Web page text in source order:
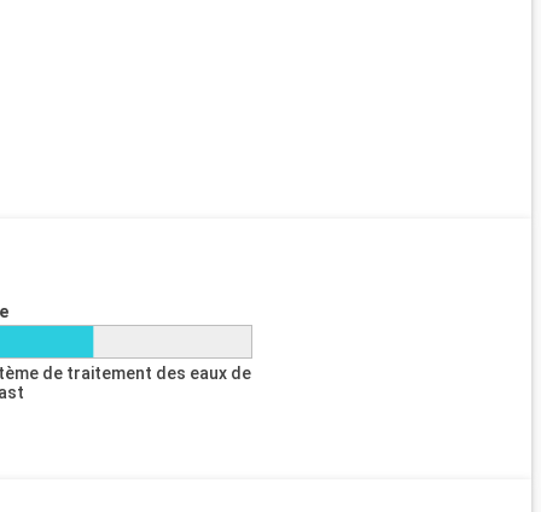
de traitement des eaux de